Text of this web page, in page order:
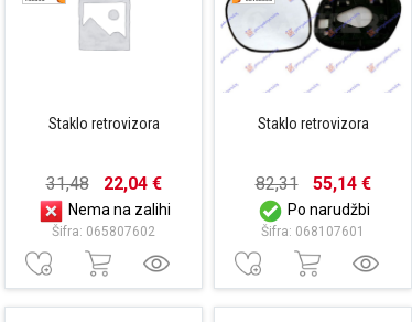
Staklo retrovizora
31,48 22,04 €
Nema na zalihi
Šifra: 065807602
Staklo retrovizora
82,31 55,14 €
Po narudžbi
Šifra: 068107601